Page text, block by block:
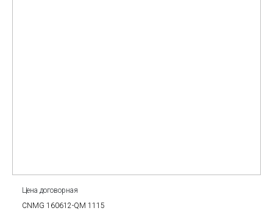
Цена договорная
CNMG 160612-QM 1115